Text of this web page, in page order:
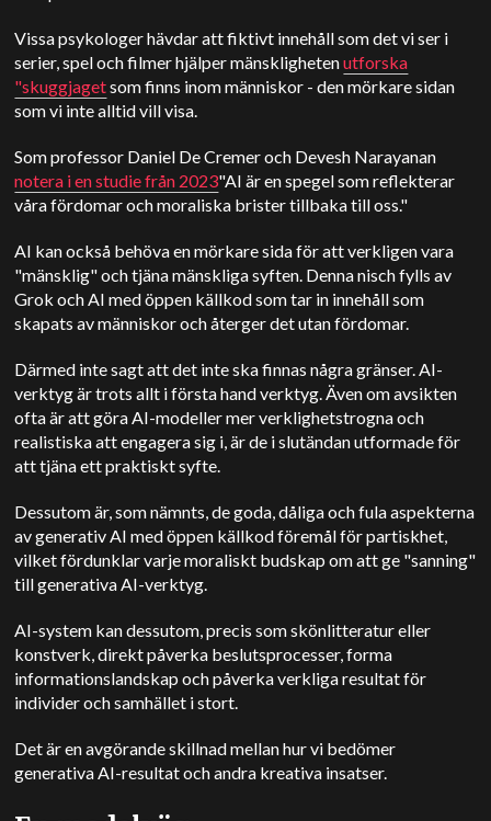
Vissa psykologer hävdar att fiktivt innehåll som det vi ser i
serier, spel och filmer hjälper mänsklighetenutforska
"skuggjagetsom finns inom människor - den mörkare sidan
som vi inte alltid vill visa.
Som professor Daniel De Cremer och Devesh Narayanan
notera i en studie från 2023"AI är en spegel som reflekterar
våra fördomar och moraliska brister tillbaka till oss."
AI kan också behöva en mörkare sida för att verkligen vara
"mänsklig" och tjäna mänskliga syften. Denna nisch fylls av
Grok och AI med öppen källkod som tar in innehåll som
skapats av människor och återger det utan fördomar.
Därmed inte sagt att det inte ska finnas några gränser. AI-
verktyg är trots allt i första hand verktyg. Även om avsikten
ofta är att göra AI-modeller mer verklighetstrogna och
realistiska att engagera sig i, är de i slutändan utformade för
att tjäna ett praktiskt syfte.
Dessutom är, som nämnts, de goda, dåliga och fula aspekterna
av generativ AI med öppen källkod föremål för partiskhet,
vilket fördunklar varje moraliskt budskap om att ge "sanning"
till generativa AI-verktyg.
AI-system kan dessutom, precis som skönlitteratur eller
konstverk, direkt påverka beslutsprocesser, forma
informationslandskap och påverka verkliga resultat för
individer och samhället i stort.
Det är en avgörande skillnad mellan hur vi bedömer
generativa AI-resultat och andra kreativa insatser.